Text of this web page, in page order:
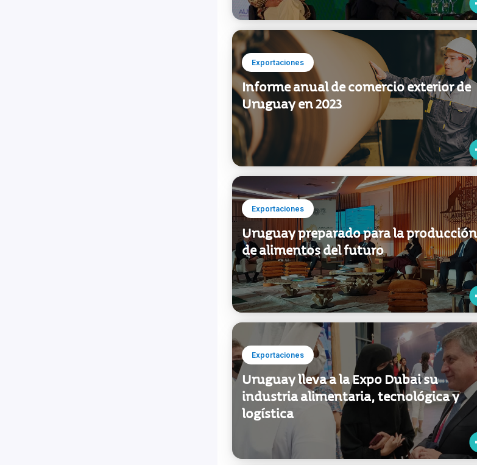
Exportaciones
Informe anual de comercio exterior de
Uruguay en 2023
Exportaciones
Uruguay preparado para la producción
de alimentos del futuro
Exportaciones
Uruguay lleva a la Expo Dubai su
industria alimentaria, tecnológica y
logística